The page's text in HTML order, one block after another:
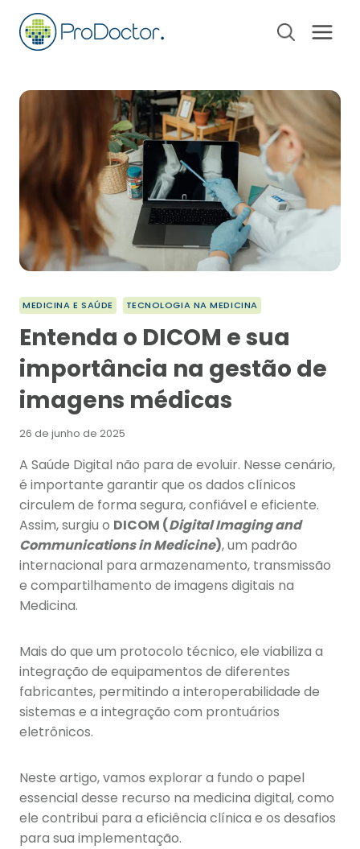
Pular
para
MEDICINA E SAÚDE TECNOLOGIA NA MEDICINA
Entenda o DICOM e sua
importância na gestão de
imagens médicas
26 de junho de 2025
A Saúde Digital não para de evoluir. Nesse cenário,
é importante garantir que os dados clínicos
circulem de forma segura, confiável e eficiente.
Assim, surgiu o DICOM (Digital Imaging and
Communications in Medicine), um padrão
internacional para armazenamento, transmissão
e compartilhamento de imagens digitais na
Medicina.
Mais do que um protocolo técnico, ele viabiliza a
integração de equipamentos de diferentes
fabricantes, permitindo a interoperabilidade de
sistemas e a integração com prontuários
eletrônicos.
Neste artigo, vamos explorar a fundo o papel
essencial desse recurso na medicina digital, como
ele contribui para a eficiência clínica e os desafios
para sua implementação.